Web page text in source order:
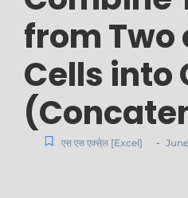
from Two
Cells into
एस एस एक्से्ल [Excel] -